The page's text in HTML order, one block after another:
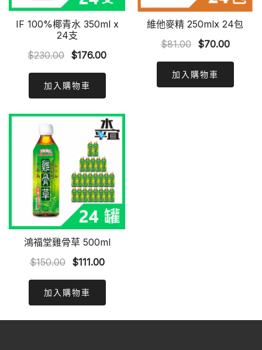
IF 100%椰青水 350ml x
24支
$230.00 Original
was:
$230.00.
$176.00Current
加入購物車
維他麥精 250mlx 24包
$81.00
Original
was:
$81.00.
$70.00
加入購物車
鴻福堂雞骨草 500ml
$150.00
Original
was:
$150.00.
$111.00Current
$111.00.
加入購物車